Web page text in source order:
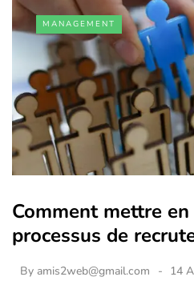
MANAGEMENT
Comment mettre
processus de
By amis2web@gmail.com 14